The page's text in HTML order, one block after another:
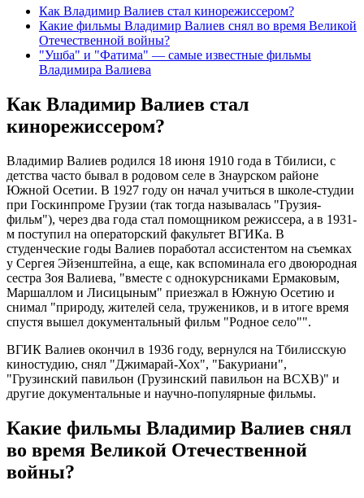
Как Владимир Валиев стал кинорежиссером?
Какие фильмы Владимир Валиев снял во время Великой
Отечественной войны?
"Ушба" и "Фатима" — самые известные фильмы
Владимира Валиева
Как Владимир Валиев стал
кинорежиссером?
Владимир Валиев родился 18 июня 1910 года в Тбилиси, с
детства часто бывал в родовом селе в Знаурском районе
Южной Осетии. В 1927 году он начал учиться в школе-студии
при Госкинпроме Грузии (так тогда называлась "Грузия-
фильм"), через два года стал помощником режиссера, а в 1931-
м поступил на операторский факультет ВГИКа. В
студенческие годы Валиев поработал ассистентом на съемках
у Сергея Эйзенштейна, а еще, как вспоминала его двоюродная
сестра Зоя Валиева, "вместе с однокурсниками Ермаковым,
Маршаллом и Лисицыным" приезжал в Южную Осетию и
снимал "природу, жителей села, тружеников, и в итоге время
спустя вышел документальный фильм "Родное село"".
ВГИК Валиев окончил в 1936 году, вернулся на Тбилисскую
киностудию, снял "Джимарай-Хох", "Бакуриани",
"Грузинский павильон (Грузинский павильон на ВСХВ)" и
другие документальные и научно-популярные фильмы.
Какие фильмы Владимир Валиев снял
во время Великой Отечественной
войны?